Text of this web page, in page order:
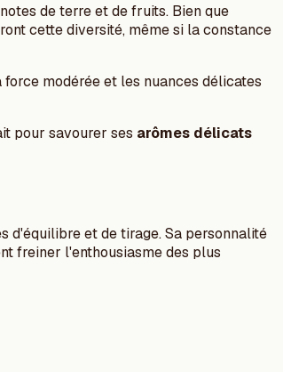
de terre et de fruits. Bien que
cette diversité, même si la constance
modérée et les nuances délicates
pour savourer ses arômes délicats
d'équilibre et de tirage. Sa personnalité
freiner l'enthousiasme des plus